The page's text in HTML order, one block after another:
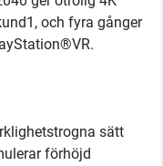
och fyra gånger
sätt
förhöjd